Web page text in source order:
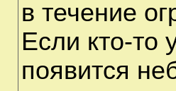
в течение
Если кто-то
появится